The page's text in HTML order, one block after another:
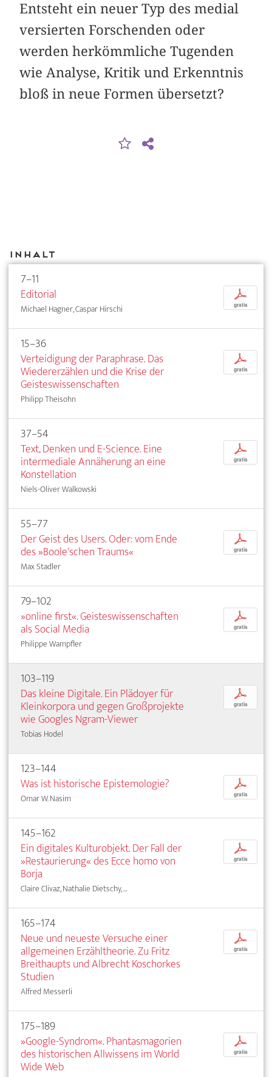
Entsteht ein neuer Typ des medial
versierten Forschenden oder
werden herkömmliche Tugenden
wie Analyse, Kritik und Erkenntnis
bloß in neue Formen übersetzt?
Inhalt
7–11
Editorial
Michael Hagner, Caspar Hirschi
p
gratis
15–36
Verteidigung der Paraphrase. Das
Wiedererzählen und die Krise der
Geisteswissenschaften
Philipp Theisohn
p
gratis
37–54
Text, Denken und E-Science. Eine
intermediale Annäherung an eine
Konstellation
Niels-Oliver Walkowski
p
gratis
55–77
Der Geist des Users. Oder: vom Ende
des »Boole'schen Traums«
Max Stadler
p
gratis
79–102
»online first«. Geisteswissenschaften
als Social Media
Philippe Wampfler
p
gratis
103–119
Das kleine Digitale. Ein Plädoyer für
Kleinkorpora und gegen Großprojekte
wie Googles Ngram-Viewer
Tobias Hodel
p
gratis
123–144
Was ist historische Epistemologie?
Omar W. Nasim
p
gratis
145–162
Ein digitales Kulturobjekt. Der Fall der
»Restaurierung« des Ecce homo von
Borja
Claire Clivaz, Nathalie Dietschy, ...
p
gratis
165–174
Neue und neueste Versuche einer
allgemeinen Erzähltheorie. Zu Fritz
Breithaupts und Albrecht Koschorkes
Studien
Alfred Messerli
p
gratis
175–189
»Google-Syndrom«. Phantasmagorien
des historischen Allwissens im World
Wide Web
p
gratis